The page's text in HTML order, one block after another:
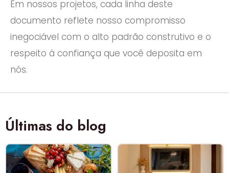
Em nossos projetos, cada linha deste
documento reflete nosso compromisso
inegociável com o alto padrão construtivo e o
respeito à confiança que você deposita em
nós.
Últimas do blog